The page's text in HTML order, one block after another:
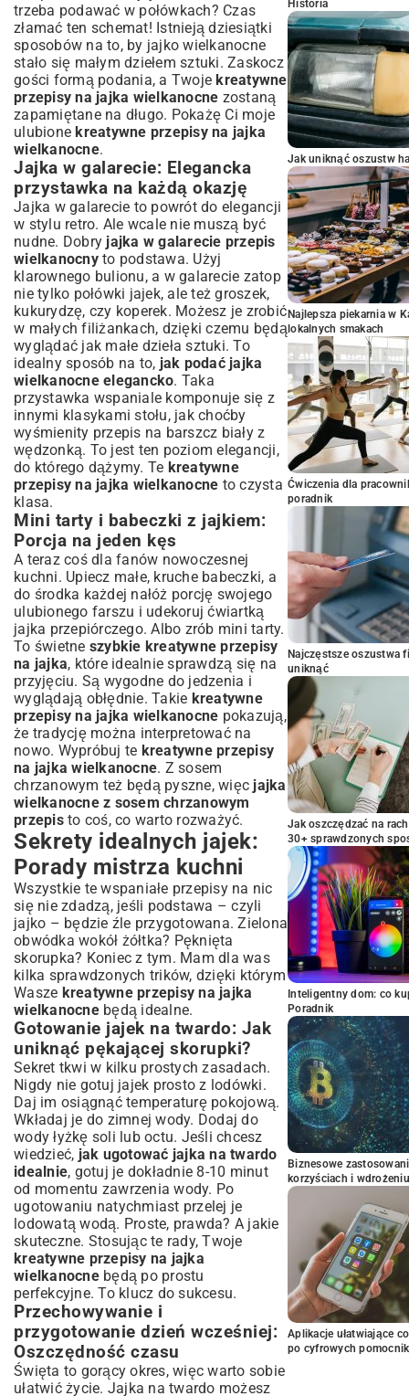
trzeba podawać w połówkach? Czas
złamać ten schemat! Istnieją dziesiątki
sposobów na to, by jajko wielkanocne
stało się małym dziełem sztuki. Zaskocz
gości formą podania, a Twojekreatywne
przepisy na jajka wielkanocne zostaną
zapamiętane na długo. Pokażę Ci moje
ulubionekreatywne przepisy na jajka
wielkanocne.
Jajka w galarecie: Elegancka
przystawka na każdą okazję
Jajka w galarecie to powrót do elegancji
w stylu retro. Ale wcale nie muszą być
nudne. Dobry jajka w galarecie przepis
wielkanocnyto podstawa. Użyj
klarownego bulionu, a w galarecie zatop
nie tylko połówki jajek, ale też groszek,
kukurydzę, czy koperek. Możesz je zrobić
w małych filiżankach, dzięki czemu będą
wyglądać jak małe dzieła sztuki. To
idealny sposób na to, jak podać jajka
wielkanocne elegancko. Taka
przystawka wspaniale komponuje się z
innymi klasykami stołu, jak choćby
wyśmienity przepis na barszcz biały z
wędzonką. To jest ten poziom elegancji,
do którego dążymy. Te kreatywne
przepisy na jajka wielkanocne to czysta
klasa.
Mini tarty i babeczki z jajkiem:
Porcja na jeden kęs
A teraz coś dla fanów nowoczesnej
kuchni. Upiecz małe, kruche babeczki, a
do środka każdej nałóż porcję swojego
ulubionego farszu i udekoruj ćwiartką
jajka przepiórczego. Albo zrób mini tarty.
To świetne szybkie kreatywne przepisy
na jajka, które idealnie sprawdzą się na
przyjęciu. Są wygodne do jedzenia i
wyglądają obłędnie. Takie kreatywne
przepisy na jajka wielkanocne pokazują,
że tradycję można interpretować na
nowo. Wypróbuj te kreatywne przepisy
na jajka wielkanocne. Z sosem
chrzanowym też będą pyszne, więc jajka
wielkanocne z sosem chrzanowym
przepisto coś, co warto rozważyć.
Sekrety idealnych jajek:
Porady mistrza kuchni
Wszystkie te wspaniałe przepisy na nic
się nie zdadzą, jeśli podstawa – czyli
jajko – będzie źle przygotowana. Zielona
obwódka wokół żółtka? Pęknięta
skorupka? Koniec z tym. Mam dla was
kilka sprawdzonych trików, dzięki którym
Wasze kreatywne przepisy na jajka
wielkanocnebędą idealne.
Gotowanie jajek na twardo: Jak
uniknąć pękającej skorupki?
Sekret tkwi w kilku prostych zasadach.
Nigdy nie gotuj jajek prosto z lodówki.
Daj im osiągnąć temperaturę pokojową.
Wkładaj je do zimnej wody. Dodaj do
wody łyżkę soli lub octu. Jeśli chcesz
wiedzieć, jak ugotować jajka na twardo
idealnie, gotuj je dokładnie 8-10 minut
od momentu zawrzenia wody. Po
ugotowaniu natychmiast przelej je
lodowatą wodą. Proste, prawda? A jakie
skuteczne. Stosując te rady, Twoje
kreatywne przepisy na jajka
wielkanocnebędą po prostu
perfekcyjne. To klucz do sukcesu.
Przechowywanie i
przygotowanie dzień wcześniej:
Oszczędność czasu
Święta to gorący okres, więc warto sobie
ułatwić życie. Jajka na twardo możesz
Historia
Jak uniknąć oszustw
Najlepsza piekarnia w
lokalnych smakach
Ćwiczenia dla
poradnik
Najczęstsze oszustwa
uniknąć
Jak oszczędzać na
30+ sprawdzonych
Inteligentny dom: co
Poradnik
Biznesowe
korzyściach i wdrożeniu
Aplikacje ułatwiające
po cyfrowych